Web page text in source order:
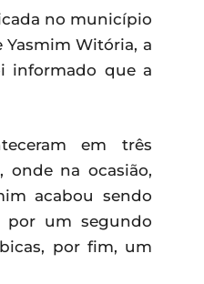
no município
Yasmim Witória, a
informado que a
em três
onde na ocasião,
acabou sendo
por um segundo
por fim, um